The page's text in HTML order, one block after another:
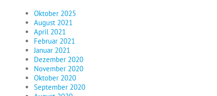
Oktober 2025
August 2021
April 2021
Februar 2021
Januar 2021
Dezember 2020
November 2020
Oktober 2020
September 2020